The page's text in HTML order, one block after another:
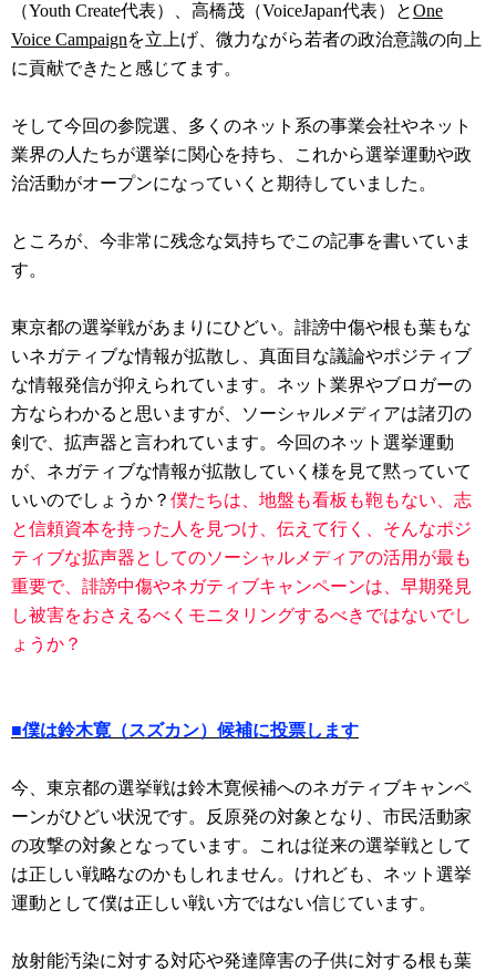
（Youth Create代表）、高橋茂（VoiceJapan代表）とOne
Voice Campaignを立上げ、微力ながら若者の政治意識の向上
に貢献できたと感じてます。
そして今回の参院選、多くのネット系の事業会社やネット
業界の人たちが選挙に関心を持ち、これから選挙運動や政
治活動がオープンになっていくと期待していました。
ところが、今非常に残念な気持ちでこの記事を書いていま
す。
東京都の選挙戦があまりにひどい。誹謗中傷や根も葉もな
いネガティブな情報が拡散し、真面目な議論やポジティブ
な情報発信が抑えられています。ネット業界やブロガーの
方ならわかると思いますが、ソーシャルメディアは諸刃の
剣で、拡声器と言われています。今回のネット選挙運動
が、ネガティブな情報が拡散していく様を見て黙っていて
いいのでしょうか？ 僕たちは、地盤も看板も鞄もない、志
と信頼資本を持った人を見つけ、伝えて行く、そんなポジ
ティブな拡声器としてのソーシャルメディアの活用が最も
重要で、誹謗中傷やネガティブキャンペーンは、早期発見
し被害をおさえるべくモニタリングするべきではないでし
ょうか？
■僕は鈴木寛（スズカン）候補に投票します
今、東京都の選挙戦は鈴木寛候補へのネガティブキャンペ
ーンがひどい状況です。反原発の対象となり、市民活動家
の攻撃の対象となっています。これは従来の選挙戦として
は正しい戦略なのかもしれません。けれども、ネット選挙
運動として僕は正しい戦い方ではない信じています。
放射能汚染に対する対応や発達障害の子供に対する根も葉